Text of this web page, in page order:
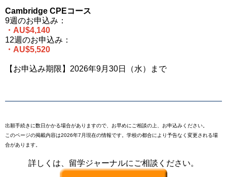
Cambridge CPEコース
9週のお申込み：
・AU$4,140
12週のお申込み：
・AU$5,520
【お申込み期限】2026年9月30日（水）まで
出願手続きに数日かかる場合がありますので、お早めにご相談の上、お申込みください。
このページの掲載内容は2026年7月現在の情報です。学校の都合により予告なく変更される場
合があります。
詳しくは、留学ジャーナルにご相談ください。